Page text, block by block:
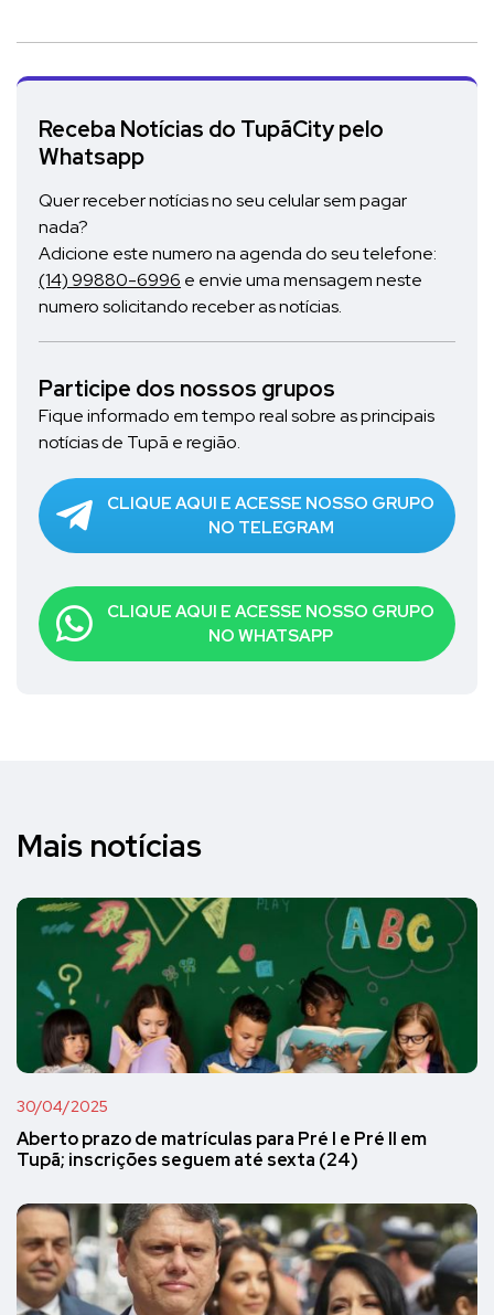
Receba Notícias do TupãCity pelo
Whatsapp
Quer receber notícias no seu celular sem pagar
nada?
Adicione este numero na agenda do seu telefone:
(14) 99880-6996 e envie uma mensagem neste
numero solicitando receber as notícias.
Participe dos nossos grupos
Fique informado em tempo real sobre as principais
notícias de Tupã e região.
CLIQUE AQUI E ACESSE NOSSO GRUPO
NO TELEGRAM
CLIQUE AQUI E ACESSE NOSSO GRUPO
NO WHATSAPP
Mais notícias
30/04/2025
Aberto prazo de matrículas para Pré I e Pré II em
Tupã; inscrições seguem até sexta (24)